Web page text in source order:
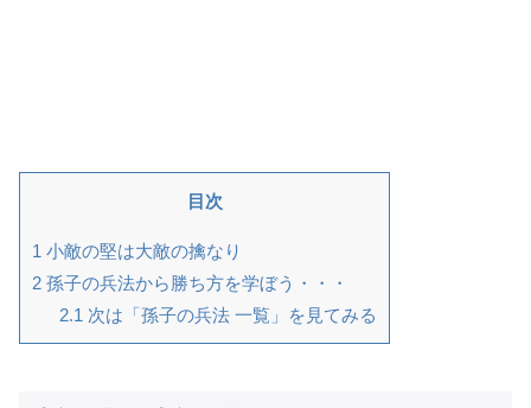
目次
1 小敵の堅は大敵の擒なり
2 孫子の兵法から勝ち方を学ぼう・・・
2.1 次は「孫子の兵法 一覧」を見てみる